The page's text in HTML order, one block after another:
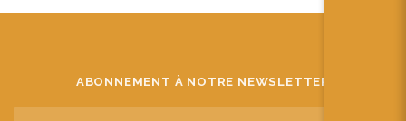
ABONNEMENT À NOTRE NEWSLETTER